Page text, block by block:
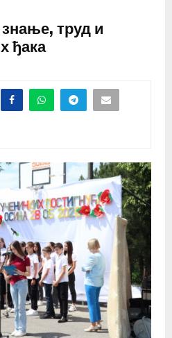
труд и
ђака